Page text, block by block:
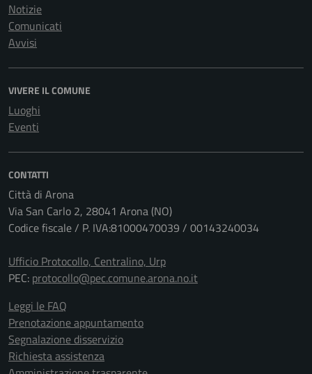
Notizie
Comunicati
Avvisi
VIVERE IL COMUNE
Luoghi
Eventi
CONTATTI
Città di Arona
Via San Carlo 2, 28041 Arona (NO)
Codice fiscale / P. IVA:81000470039 / 00143240034
Ufficio Protocollo, Centralino, Urp
PEC: protocollo@pec.comune.arona.no.it
Leggi le FAQ
Prenotazione appuntamento
Segnalazione disservizio
Richiesta assistenza